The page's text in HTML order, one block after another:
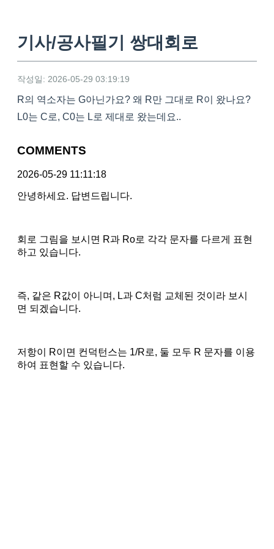
기사/공사필기 쌍대회로
작성일: 2026-05-29 03:19:19
R의 역소자는 G아닌가요? 왜 R만 그대로 R이 왔나요?
L0는 C로, C0는 L로 제대로 왔는데요..
COMMENTS
2026-05-29 11:11:18
안녕하세요. 답변드립니다.
회로 그림을 보시면 R과 Ro로 각각 문자를 다르게 표현
하고 있습니다.
즉, 같은 R값이 아니며, L과 C처럼 교체된 것이라 보시
면 되겠습니다.
저항이 R이면 컨덕턴스는 1/R로, 둘 모두 R 문자를 이용
하여 표현할 수 있습니다.